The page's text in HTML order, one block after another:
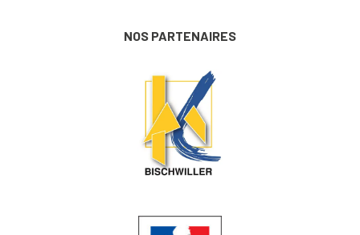
NOS PARTENAIRES